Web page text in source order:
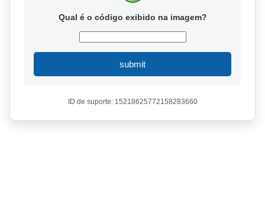
Qual é o código exibido na imagem?
submit
ID de suporte: 15218625772158283660